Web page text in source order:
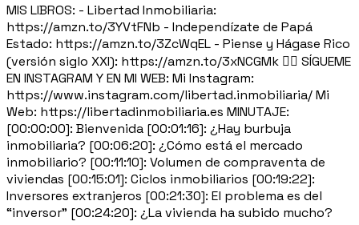
MIS LIBROS: - Libertad Inmobiliaria:
https://amzn.to/3YVtFNb - Independízate de Papá
Estado: https://amzn.to/3ZcWqEL - Piense y Hágase Rico
(versión siglo XXI): https://amzn.to/3xNCGMk 🙋‍♂️ SÍGUEME
EN INSTAGRAM Y EN MI WEB: Mi Instagram:
https://www.instagram.com/libertad.inmobiliaria/ Mi
Web: https://libertadinmobiliaria.es MINUTAJE:
[00:00:00]: Bienvenida [00:01:16]: ¿Hay burbuja
inmobiliaria? [00:06:20]: ¿Cómo está el mercado
inmobiliario? [00:11:10]: Volumen de compraventa de
viviendas [00:15:01]: Ciclos inmobiliarios [00:19:22]:
Inversores extranjeros [00:21:30]: El problema es del
“inversor” [00:24:20]: ¿La vivienda ha subido mucho?